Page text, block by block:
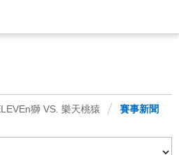
獅 VS. 樂天桃猿 賽事新聞